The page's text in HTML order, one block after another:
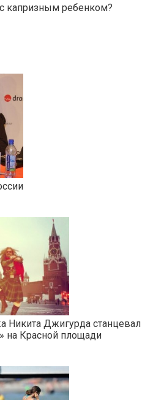
капризным ребенком?
Никита Джигурда станцевал
на Красной площади